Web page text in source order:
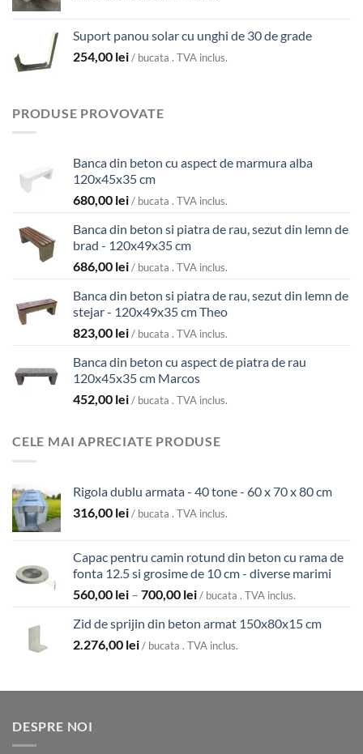
Suport panou solar cu unghi de 30 de grade
254,00 lei/ bucata . TVA inclus.
PRODUSE PROVOVATE
Banca din beton cu aspect de marmura alba
120x45x35 cm
680,00 lei/ bucata . TVA inclus.
Banca din beton si piatra de rau, sezut din lemn de
brad - 120x49x35 cm
686,00 lei/ bucata . TVA inclus.
Banca din beton si piatra de rau, sezut din lemn de
stejar - 120x49x35 cm Theo
823,00 lei/ bucata . TVA inclus.
Banca din beton cu aspect de piatra de rau
120x45x35 cm Marcos
452,00 lei/ bucata . TVA inclus.
CELE MAI APRECIATE PRODUSE
Rigola dublu armata - 40 tone - 60 x 70 x 80 cm
316,00 lei/ bucata . TVA inclus.
Capac pentru camin rotund din beton cu rama de
fonta 12.5 si grosime de 10 cm - diverse marimi
560,00 lei – 700,00 leiInterval
prețuri:
560,00 lei
700,00 lei
/ bucata . TVA inclus.
Zid de sprijin din beton armat 150x80x15 cm
2.276,00 lei/ bucata . TVA inclus.
DESPRE NOI